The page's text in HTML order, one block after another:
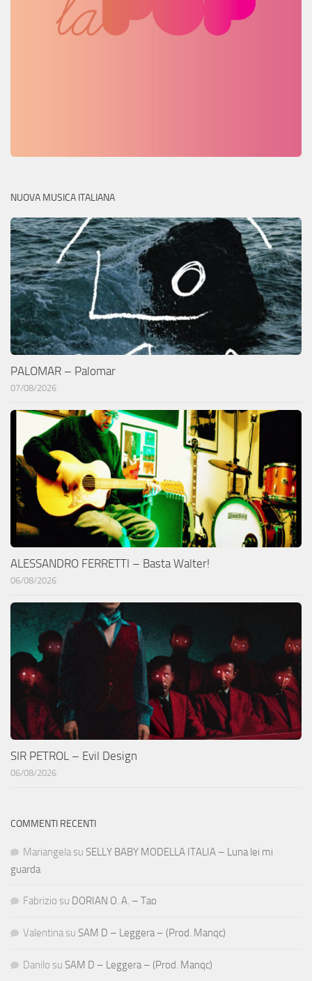
NUOVA MUSICA ITALIANA
PALOMAR – Palomar
07/08/2026
ALESSANDRO FERRETTI – Basta Walter!
06/08/2026
SIR PETROL – Evil Design
06/08/2026
COMMENTI RECENTI
Mariangela su SELLY BABY MODELLA ITALIA – Luna lei mi
guarda
Fabrizio su DORIAN O. A. – Tao
Valentina su SAM D – Leggera – (Prod. Manqc)
Danilo su SAM D – Leggera – (Prod. Manqc)